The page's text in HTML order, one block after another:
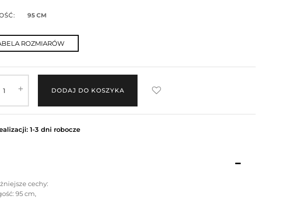
95 CM
ROZMIARÓW
DODAJ DO KOSZYKA
1-3 dni robocze
cechy:
95 cm,